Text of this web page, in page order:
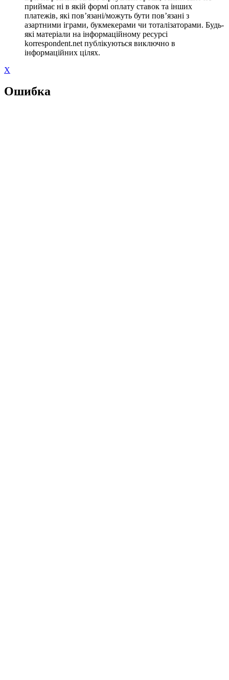
приймає ні в якій формі оплату ставок та інших
платежів, які пов’язані/можуть бути пов’язані з
азартними іграми, букмекерами чи тоталізаторами. Будь-
які матеріали на інформаційному ресурсі
korrespondent.net публікуються виключно в
інформаційних цілях.
X
Ошибка